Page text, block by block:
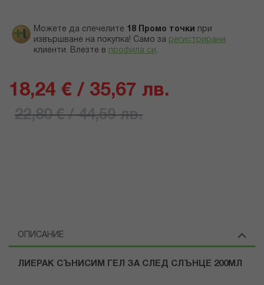
Можете да спечелите 18 Промо точки
при
извършване на покупка! Само за регистрирани
клиенти. Влезте в профила си .
18,24 € / 35,67 лв.
22,80 € / 44,59 лв.
ОПИСАНИЕ
ЛИЕРАК СЪНИСИМ ГЕЛ ЗА СЛЕД СЛЪНЦЕ 200МЛ